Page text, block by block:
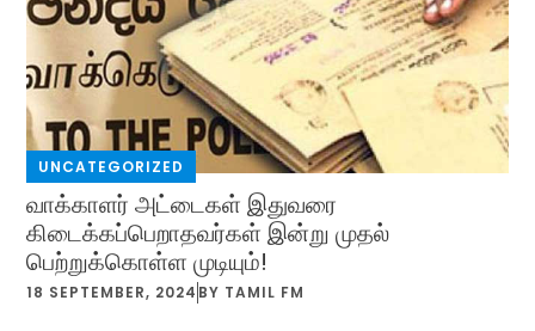
UNCATEGORIZED
வாக்காளர் அட்டைகள் இதுவரை
கிடைக்கப்பெறாதவர்கள் இன்று முதல்
பெற்றுக்கொள்ள முடியும்!
18 SEPTEMBER, 2024 BY TAMIL FM